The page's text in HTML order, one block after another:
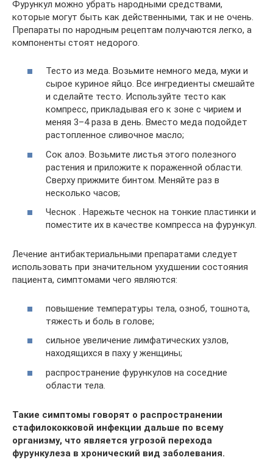
Фурункул можно убрать народными средствами,
которые могут быть как действенными, так и не очень.
Препараты по народным рецептам получаются легко, а
компоненты стоят недорого.
Тесто из меда. Возьмите немного меда, муки и
сырое куриное яйцо. Все ингредиенты смешайте
и сделайте тесто. Используйте тесто как
компресс, прикладывая его к зоне с чирием и
меняя 3–4 раза в день. Вместо меда подойдет
растопленное сливочное масло;
Сок алоэ. Возьмите листья этого полезного
растения и приложите к пораженной области.
Сверху прижмите бинтом. Меняйте раз в
несколько часов;
Чеснок . Нарежьте чеснок на тонкие пластинки и
поместите их в качестве компресса на фурункул.
Лечение антибактериальными препаратами следует
использовать при значительном ухудшении состояния
пациента, симптомами чего являются:
повышение температуры тела, озноб, тошнота,
тяжесть и боль в голове;
сильное увеличение лимфатических узлов,
находящихся в паху у женщины;
распространение фурункулов на соседние
области тела.
Такие симптомы говорят о распространении
стафилококковой инфекции дальше по всему
организму, что является угрозой перехода
фурункулеза в хронический вид заболевания.